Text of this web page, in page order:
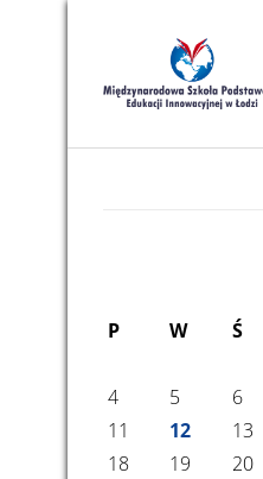
P
W Ś
4
5 6
11
12 13
18
19 20